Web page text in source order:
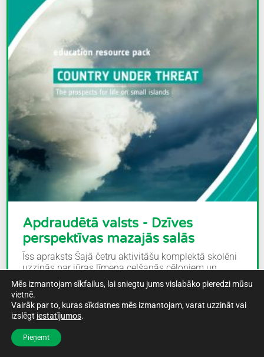
Apdraudētā valsts - Dzīves
perspektīvas mazajās salās
Īss apraksts Šajā četru aktivitāšu komplektā skolēni
uzzinās par jūras līmeņa celšanās cēloņiem un
iespējamo ietekmi...
Mēs izmantojam sīkfailus, lai sniegtu jums vislabāko pieredzi mūsu
vietnē.
Vairāk par to, kuras sīkdatnes mēs izmantojam, varat uzzināt vai
izslēgt iestatījumos.
Pieņemt